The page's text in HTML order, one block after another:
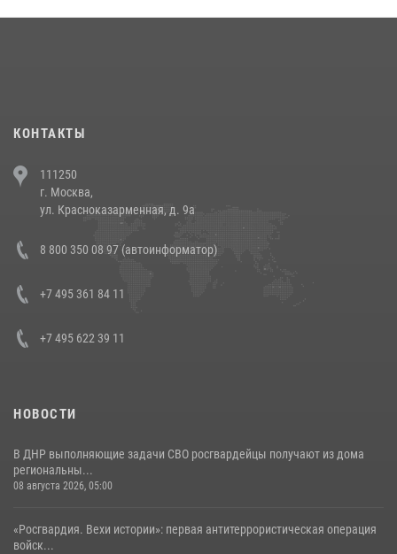
напавших на бригаду скорой помощи (видео)
14 июля 2026, 12:20
В Росгвардии прошла военно-научная конференция по обобщению
боевого опыта
КОНТАКТЫ
111250
г. Москва,
ул. Красноказарменная, д. 9а
8 800 350 08 97 (автоинформатор)
+7 495 361 84 11
+7 495 622 39 11
НОВОСТИ
В ДНР выполняющие задачи СВО росгвардейцы получают из дома
региональны...
08 августа 2026, 05:00
«Росгвардия. Вехи истории»: первая антитеррористическая операция
войск...